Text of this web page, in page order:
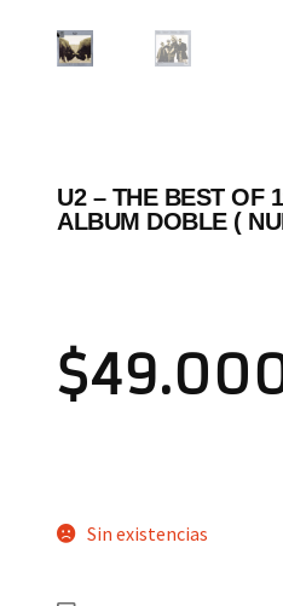
U2 – THE BEST OF
ALBUM DOBLE (
$
Sin existencias